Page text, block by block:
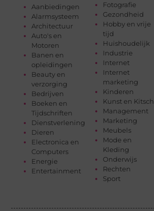
Aanbiedingen
Alarmsysteem
Architectuur
Auto's en
Motoren
Banen en
opleidingen
Beauty en
verzorging
Bedrijven
Boeken en
Tijdschriften
Dienstverlening
Dieren
Electronica en
Computers
Energie
Entertainment
Fotografie
Gezondheid
Hobby en vrije
tijd
Huishoudelijk
Industrie
Internet
Internet
marketing
Kinderen
Kunst en Kitsch
Management
Marketing
Meubels
Mode en
Kleding
Onderwijs
Rechten
Sport